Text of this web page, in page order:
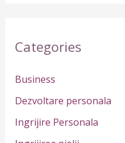
c
f
o
r
Categories
Business
Dezvoltare personala
Ingrijire Personala